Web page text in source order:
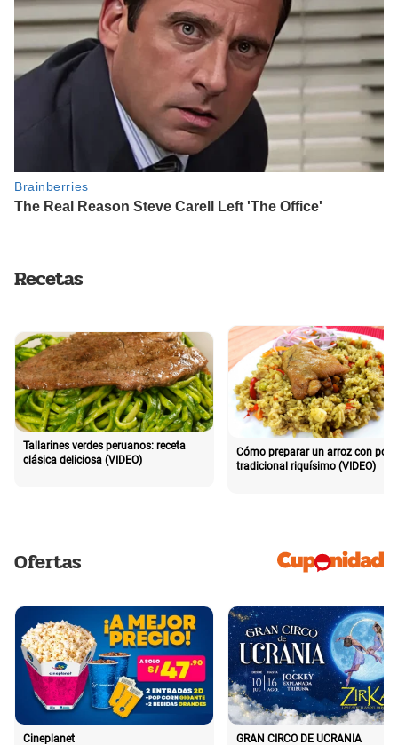
Recetas
Tallarines verdes peruanos: receta
clásica deliciosa (VIDEO)
Cómo preparar un arroz con pollo
tradicional riquísimo (VIDEO)
Ofertas
Cineplanet GRAN CIRCO DE UCRANIA